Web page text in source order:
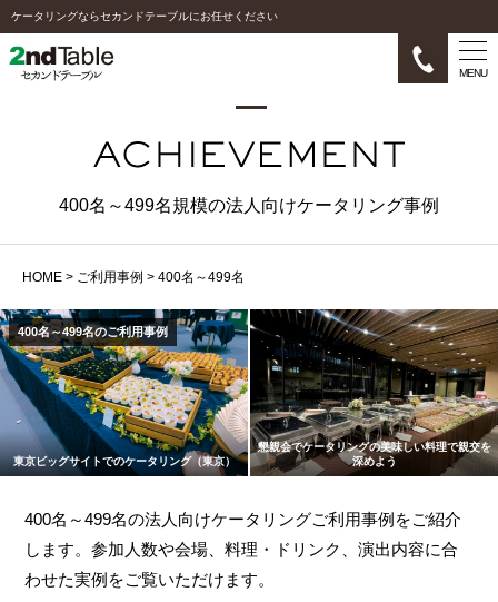
ケータリングならセカンドテーブルにお任せください
MENU
400名～499名規模の法人向けケータリング事例
HOME > ご利用事例 > 400名～499名
400名～499名のご利用事例
東京ビッグサイトでのケータリング（東京）
懇親会でケータリングの美味しい料理で親交を
深めよう
400名～499名の法人向けケータリングご利用事例をご紹介
します。参加人数や会場、料理・ドリンク、演出内容に合
わせた実例をご覧いただけます。